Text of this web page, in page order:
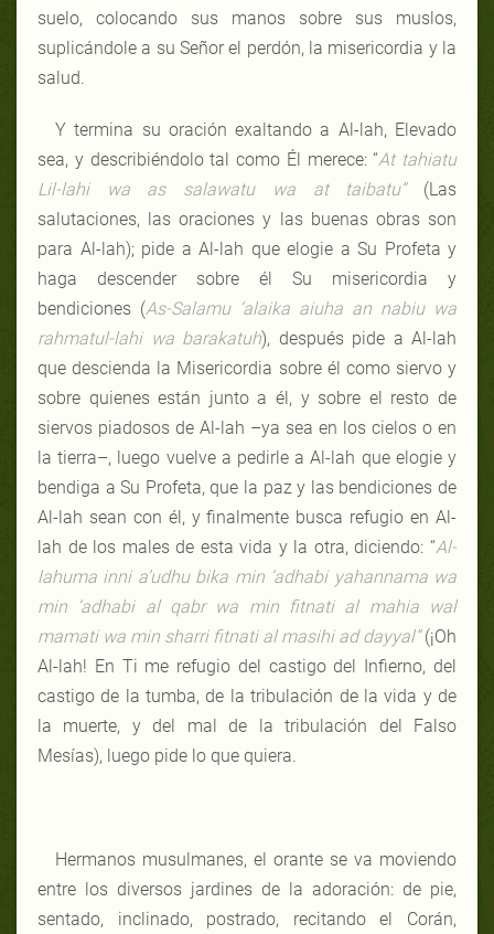
suelo, colocando sus manos sobre sus muslos,
suplicándole a su Señor el perdón, la misericordia y la
salud.
Y termina su oración exaltando a Al-lah, Elevado
sea, y describiéndolo tal como Él merece: “At tahiatu
Lil-lahi wa as salawatu wa at taibatu” (Las
salutaciones, las oraciones y las buenas obras son
para Al-lah); pide a Al-lah que elogie a Su Profeta y
haga descender sobre él Su misericordia y
bendiciones (As-Salamu ‘alaika aiuha an nabiu wa
rahmatul-lahi wa barakatuh), después pide a Al-lah
que descienda la Misericordia sobre él como siervo y
sobre quienes están junto a él, y sobre el resto de
siervos piadosos de Al-lah –ya sea en los cielos o en
la tierra–, luego vuelve a pedirle a Al-lah que elogie y
bendiga a Su Profeta, que la paz y las bendiciones de
Al-lah sean con él, y finalmente busca refugio en Al-
lah de los males de esta vida y la otra, diciendo: “Al-
lahuma inni a’udhu bika min ‘adhabi yahannama wa
min ‘adhabi al qabr wa min fitnati al mahia wal
mamati wa min sharri fitnati al masihi ad dayyal”(¡Oh
Al-lah! En Ti me refugio del castigo del Infierno, del
castigo de la tumba, de la tribulación de la vida y de
la muerte, y del mal de la tribulación del Falso
Mesías), luego pide lo que quiera.
Hermanos musulmanes, el orante se va moviendo
entre los diversos jardines de la adoración: de pie,
sentado, inclinado, postrado, recitando el Corán,